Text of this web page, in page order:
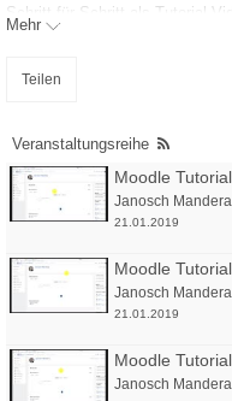
Schritt für Schritt als Tutorial-
Janosch Mandera
Mehr
Teilen
Veranstaltungsreihe
Moodle
Janosch Mandera
21.01.2019
Moodle
Janosch Mandera
21.01.2019
Moodle
Janosch Mandera